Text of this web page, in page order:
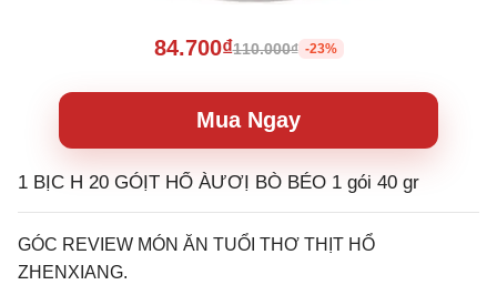
84.700₫110.000₫ -23%
Mua Ngay
1 BỊC H 20 GÓỊT HỔ ÀƯƠỊ BÒ BÉO 1 gói 40 gr
GÓC REVIEW MÓN ĂN TUỔI THƠ THỊT HỔ
ZHENXIANG.